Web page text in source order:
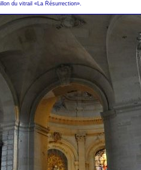
du vitrail «La Résurrection».